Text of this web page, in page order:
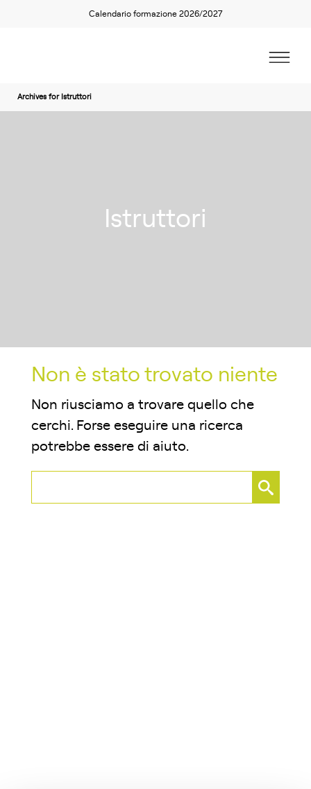
Calendario formazione 2026/2027
Archives for Istruttori
Istruttori
Non è stato trovato niente
Non riusciamo a trovare quello che
cerchi. Forse eseguire una ricerca
potrebbe essere di aiuto.